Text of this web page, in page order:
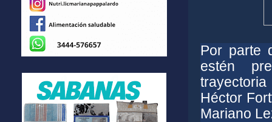
Por parte
estén
Héctor
Mariano